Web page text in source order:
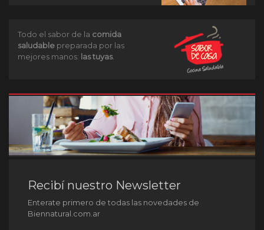
Todo el sabor de la comida
saludable preparada por las
mejores manos: las tuyas.
Recibí nuestro Newsletter
Enterate primero de todas las novedades de
Biennatural.com.ar